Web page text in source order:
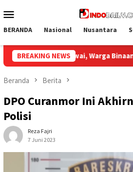
ke
Mobile
BERANDA Nasional Nusantara
BREAKING NEWS
Pengunjung Bupati Muba
Beranda Berita
DPO Curanmor Ini
Polisi
Reza Fajri
7 Juni 2023